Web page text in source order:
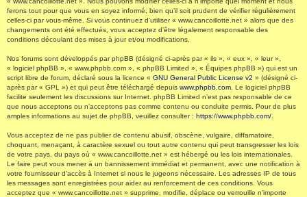
ferons tout pour que vous en soyez informé, bien qu’il soit prudent de vérifier régulièrement
celles-ci par vous-même. Si vous continuez d’utiliser « www.cancoillotte.net » alors que des
changements ont été effectués, vous acceptez d’être légalement responsable des
conditions découlant des mises à jour et/ou modifications.
Nos forums sont développés par phpBB (désigné ci-après par « ils », « eux », « leur »,
« logiciel phpBB », « www.phpbb.com », « phpBB Limited », « Équipes phpBB ») qui est un
script libre de forum, déclaré sous la licence « GNU General Public License v2 » (désigné ci-
après par « GPL ») et qui peut être téléchargé depuis www.phpbb.com . Le logiciel phpBB
facilite seulement les discussions sur Internet. phpBB Limited n’est pas responsable de ce
que nous acceptons ou n’acceptons pas comme contenu ou conduite permis. Pour de plus
amples informations au sujet de phpBB, veuillez consulter : https://www.phpbb.com/
Vous acceptez de ne pas publier de contenu abusif, obscène, vulgaire, diffamatoire,
choquant, menaçant, à caractère sexuel ou tout autre contenu qui peut transgresser les lois
de votre pays, du pays où « www.cancoillotte.net » est hébergé ou les lois internationales.
Le faire peut vous mener à un bannissement immédiat et permanent, avec une notification à
votre fournisseur d’accès à Internet si nous le jugeons nécessaire. Les adresses IP de tous
les messages sont enregistrées pour aider au renforcement de ces conditions. Vous
acceptez que « www.cancoillotte.net » supprime, modifie, déplace ou verrouille n’importe